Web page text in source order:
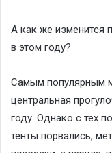
А как же изменится
в этом году?
Самым популярным
центральная
году. Однако с тех
тенты порвались,